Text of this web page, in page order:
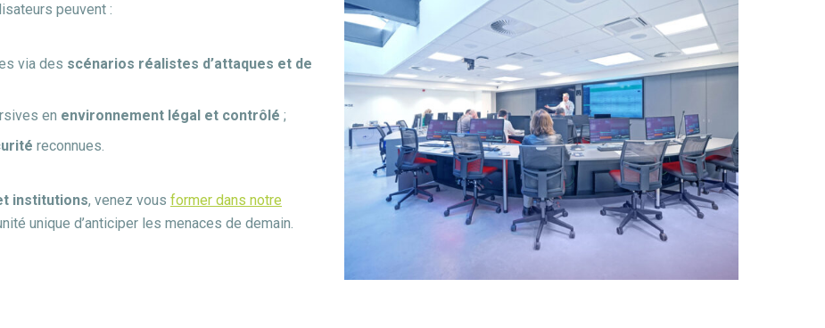
peuvent :
via des scénarios réalistes d’attaques et de
en environnement légal et contrôlé ;
reconnues.
institutions, venez vous former dans notre
unique d’anticiper les menaces de demain.